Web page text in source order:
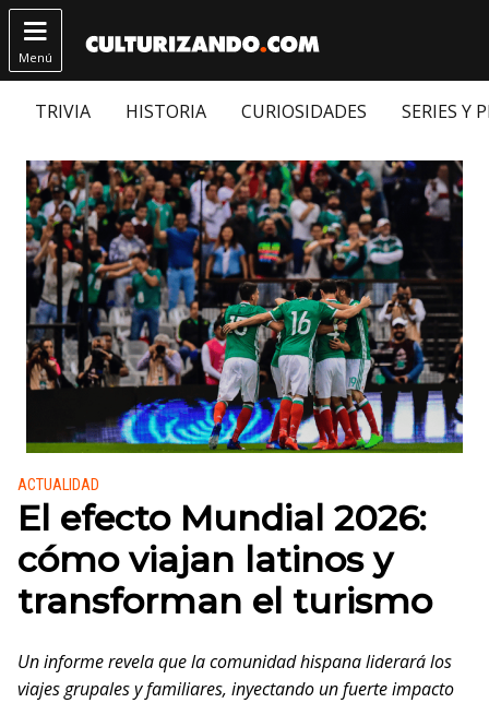

Menú
TRIVIA HISTORIA CURIOSIDADES SERIES Y
Publicado en:
ACTUALIDAD
El efecto Mundial 2026:
cómo viajan latinos y
transforman el turismo
Un informe revela que la comunidad hispana liderará los
viajes grupales y familiares, inyectando un fuerte impacto